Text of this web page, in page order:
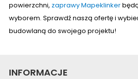
powierzchni, zaprawy Mapeklinker
wyborem. Sprawdź naszą ofertę i
budowlaną do swojego projektu!
INFORMACJE